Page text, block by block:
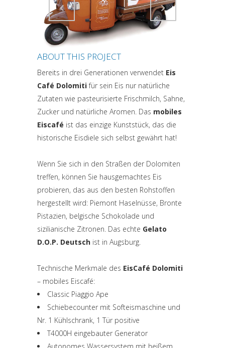
Attiva comando Attiva comando
ABOUT THIS PROJECT
Bereits in drei Generationen verwendet Eis
Café Dolomitifür sein Eis nur natürliche
Zutaten wie pasteurisierte Frischmilch, Sahne,
Zucker und natürliche Aromen. Das mobiles
Eiscafé ist das einzige Kunststück, das die
historische Eisdiele sich selbst gewährt hat!
Wenn Sie sich in den Straßen der Dolomiten
treffen, können Sie hausgemachtes Eis
probieren, das aus den besten Rohstoffen
hergestellt wird: Piemont Haselnüsse, Bronte
Pistazien, belgische Schokolade und
sizilianische Zitronen. Das echte Gelato
D.O.P. Deutsch ist in Augsburg.
Technische Merkmale des EisCafé Dolomiti
– mobiles Eiscafé:
Classic Piaggio Ape
Schiebecounter mit Softeismaschine und
Nr. 1 Kühlschrank, 1 Tür positive
T4000H eingebauter Generator